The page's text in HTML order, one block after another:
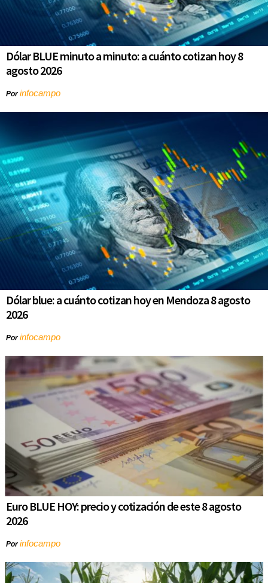
Dólar BLUE minuto a minuto: a cuánto cotizan hoy 8
agosto 2026
Porinfocampo
Dólar blue: a cuánto cotizan hoy en Mendoza 8 agosto
2026
Porinfocampo
Euro BLUE HOY: precio y cotización de este 8 agosto
2026
Porinfocampo